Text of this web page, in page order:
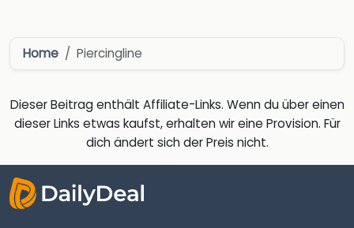
Home Piercingline
Dieser Beitrag enthält Affiliate-Links. Wenn du über einen
dieser Links etwas kaufst, erhalten wir eine Provision. Für
dich ändert sich der Preis nicht.